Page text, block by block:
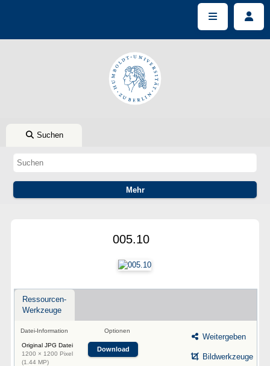
Suchen
005.10
Ressourcen-
Werkzeuge
Datei-Information Optionen
Original JPG Datei
1200 × 1200 Pixel
(1.44 MP)
Download
Weitergeben
Bildwerkzeuge